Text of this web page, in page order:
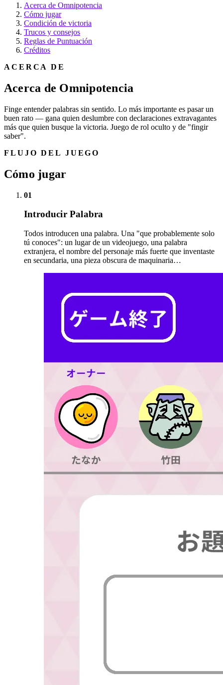
Acerca de Omnipotencia
Cómo jugar
Condición de victoria
Trucos y consejos
Reglas de Puntuación
Créditos
ACERCA DE
Acerca de Omnipotencia
Finge entender palabras sin sentido. Lo más importante es pasar un
buen rato — gana quien deslumbre con declaraciones extravagantes
más que quien busque la victoria. Juego de rol oculto y de "fingir
saber".
FLUJO DEL JUEGO
Cómo jugar
01
Introducir Palabra
Todos introducen una palabra. Una "que probablemente solo
tú conoces": un lugar de un videojuego, una palabra
extranjera, el nombre del personaje más fuerte que inventaste
en secundaria, una pieza obscura de maquinaria…